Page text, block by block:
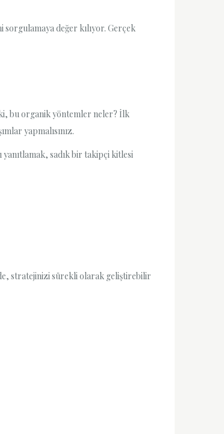
sorgulamaya değer kılıyor. Gerçek
bu organik yöntemler neler? İlk
yapmalısınız.
sadık bir takipçi kitlesi
stratejinizi sürekli olarak geliştirebilir